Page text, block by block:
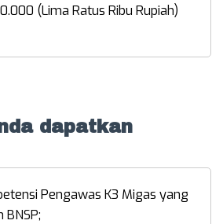
(Lima Ratus Ribu Rupiah)
dapatkan
Pengawas K3 Migas yang